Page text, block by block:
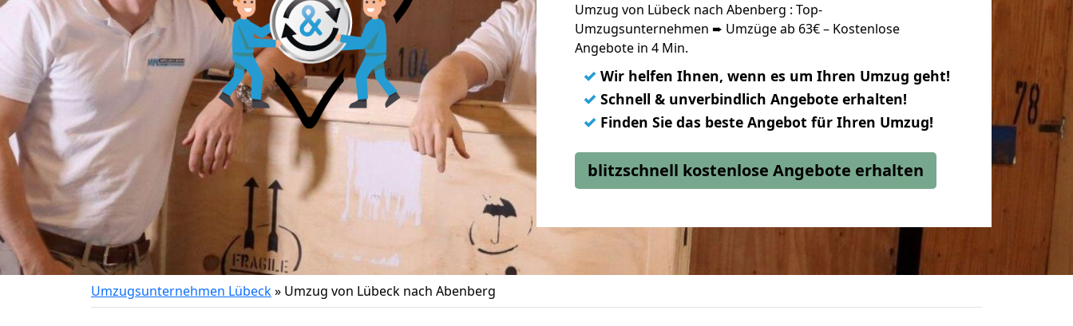
Umzug von Lübeck nach Abenberg : Top-
Umzugsunternehmen ➨ Umzüge ab 63€ – Kostenlose
Angebote in 4 Min.
✓ Wir helfen Ihnen, wenn es um Ihren Umzug geht!
✓ Schnell & unverbindlich Angebote erhalten!
✓ Finden Sie das beste Angebot für Ihren Umzug!
blitzschnell kostenlose Angebote erhalten
Umzugsunternehmen Lübeck» Umzug von Lübeck nach Abenberg